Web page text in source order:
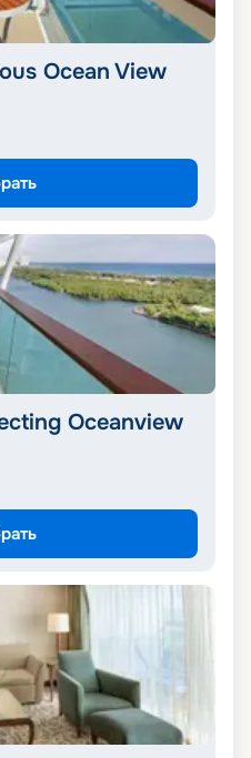
Ocean View
Oceanview